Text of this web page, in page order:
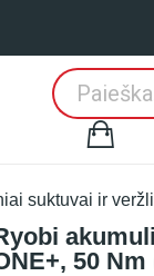
suktuvai ir
50